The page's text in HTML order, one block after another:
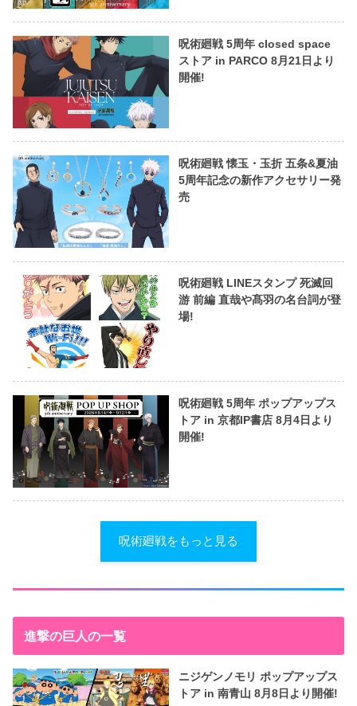
呪術廻戦 5周年 closed space
ストア in PARCO 8月21日より
開催!
呪術廻戦 懐玉・玉折 五条&夏油
5周年記念の新作アクセサリー発
売
呪術廻戦 LINEスタンプ 死滅回
游 前編 直哉や髙羽の名台詞が登
場!
呪術廻戦 5周年 ポップアップス
トア in 京都IP書店 8月4日より
開催!
呪術廻戦をもっと見る
進撃の巨人の一覧
ニジゲンノモリ ポップアップス
トア in 南青山 8月8日より開催!